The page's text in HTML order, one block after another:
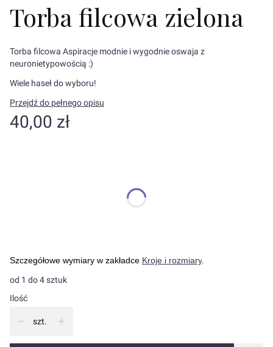
Torba filcowa zielona
Torba filcowa Aspiracje modnie i wygodnie oswaja z
neuronietypowością :)
Wiele haseł do wyboru!
Przejdź do pełnego opisu
Cena
40,00 zł
Szczegółowe wymiary w zakładce Kroje i rozmiary.
od 1 do 4 sztuk
Ilość
szt.